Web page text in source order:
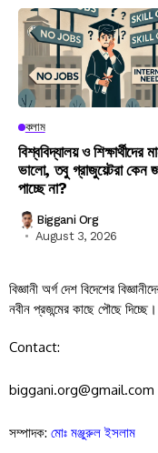
কলাম
বিশ্ববিদ্যালয় ও শিক্ষার্থীদের
ভালো, তবু গ্রাজুয়েটরা কেন
পাচ্ছে না?
Biggani Org
August 3, 2026
বিজ্ঞানী অর্গ দেশ বিদেশের
নবীন প্রজন্মের কাছে পৌছে দিচ্ছে।
Contact:
biggani.org@gmail.com
সম্পাদক: মোঃ মঞ্জুরুল ইসলাম